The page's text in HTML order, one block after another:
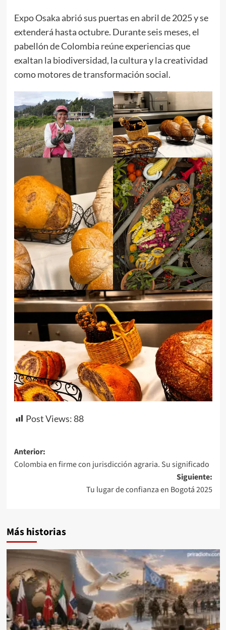
Expo Osaka abrió sus puertas en abril de 2025 y se
extenderá hasta octubre. Durante seis meses, el
pabellón de Colombia reúne experiencias que
exaltan la biodiversidad, la cultura y la creatividad
como motores de transformación social.
Post Views: 88
Navegación
de
Anterior:
Colombia en firme con jurisdicción agraria. Su significado
Siguiente:
Tu lugar de confianza en Bogotá 2025
Más historias